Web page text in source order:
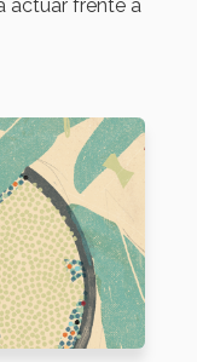
actuar frente a